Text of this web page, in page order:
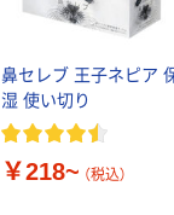
鼻セレブ 王子ネピア
湿 使い切り
￥218~ （税込）